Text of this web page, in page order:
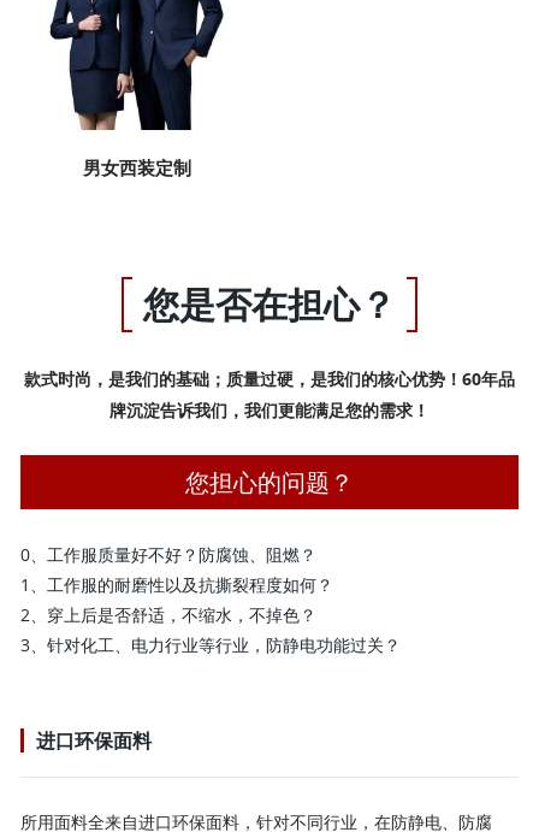
男女西装定制
您是否在担心？
款式时尚，是我们的基础；质量过硬，是我们的核心优势！60年品
牌沉淀告诉我们，我们更能满足您的需求！
您担心的问题？
0、工作服质量好不好？防腐蚀、阻燃？
1、工作服的耐磨性以及抗撕裂程度如何？
2、穿上后是否舒适，不缩水，不掉色？
3、针对化工、电力行业等行业，防静电功能过关？
进口环保面料
所用面料全来自进口环保面料，针对不同行业，在防静电、防腐